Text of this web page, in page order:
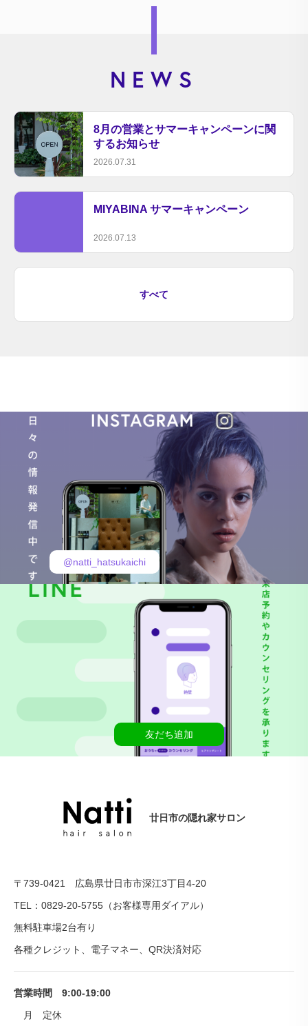
NEWS
8月の営業とサマーキャンペーンに関
するお知らせ
2026.07.31
MIYABINA サマーキャンペーン
2026.07.13
すべて
友だち追加
@natti_hatsukaichi
廿日市の隠れ家サロン
〒739-0421 広島県廿日市市深江3丁目4-20
TEL：0829-20-5755（お客様専用ダイアル）
無料駐車場2台有り
各種クレジット、電子マネー、QR決済対応
営業時間 9:00-19:00
月 定休